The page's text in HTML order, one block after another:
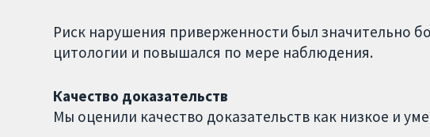
Риск нарушения приверженности был значительно
цитологии и повышался по мере наблюдения.
Качество доказательств
Мы оценили качество доказательств как низкое и